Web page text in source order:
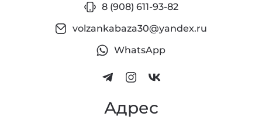
8 (908) 611-93-82
volzankabaza30@yandex.ru
WhatsApp
Адрес